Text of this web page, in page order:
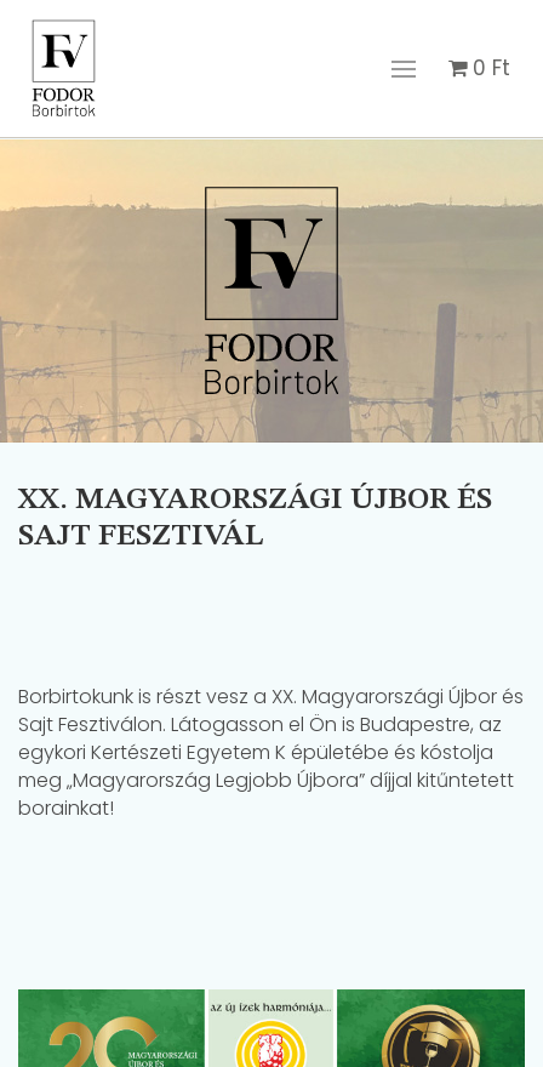
0 Ft
XX. MAGYARORSZÁGI ÚJBOR ÉS
SAJT FESZTIVÁL
Borbirtokunk is részt vesz a XX. Magyarországi Újbor és
Sajt Fesztiválon. Látogasson el Ön is Budapestre, az
egykori Kertészeti Egyetem K épületébe és kóstolja
meg „Magyarország Legjobb Újbora” díjjal kitűntetett
borainkat!